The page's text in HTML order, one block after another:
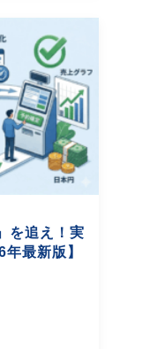
を追え！実
最新版】